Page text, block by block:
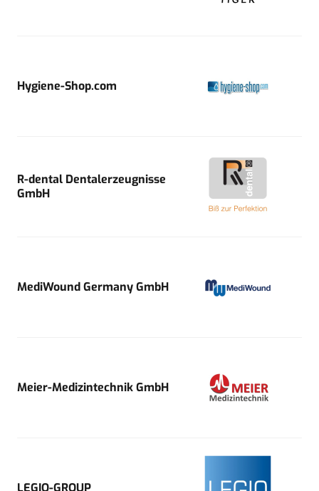
Hygiene-Shop.com
R-dental Dentalerzeugnisse
GmbH
MediWound Germany GmbH
Meier-Medizintechnik GmbH